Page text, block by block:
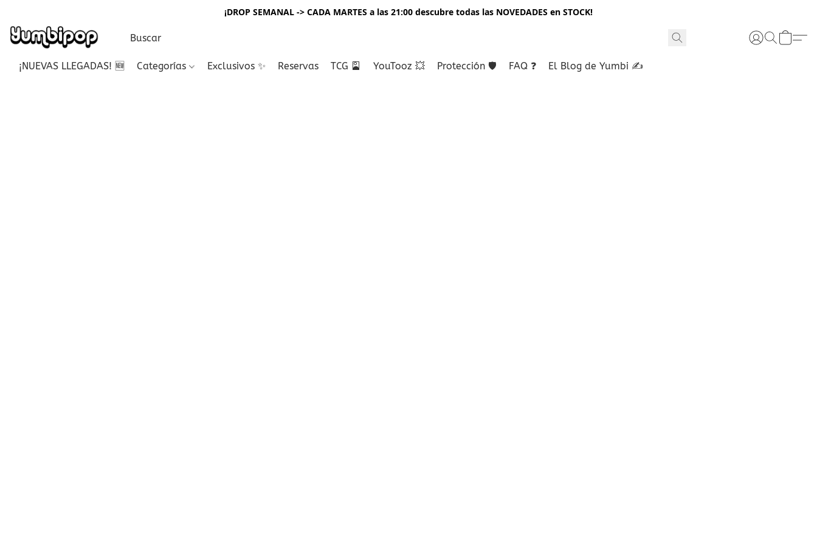
¡DROP SEMANAL -> CADA MARTES a las 21:00 descubre todas las NOVEDADES en STOCK!
¡NUEVAS LLEGADAS! 🆕 Categorías Exclusivos ✨ Reservas TCG 🎴 YouTooz 💥 Protección 🛡️ FAQ ❓ El Blog de Yumbi ✍️